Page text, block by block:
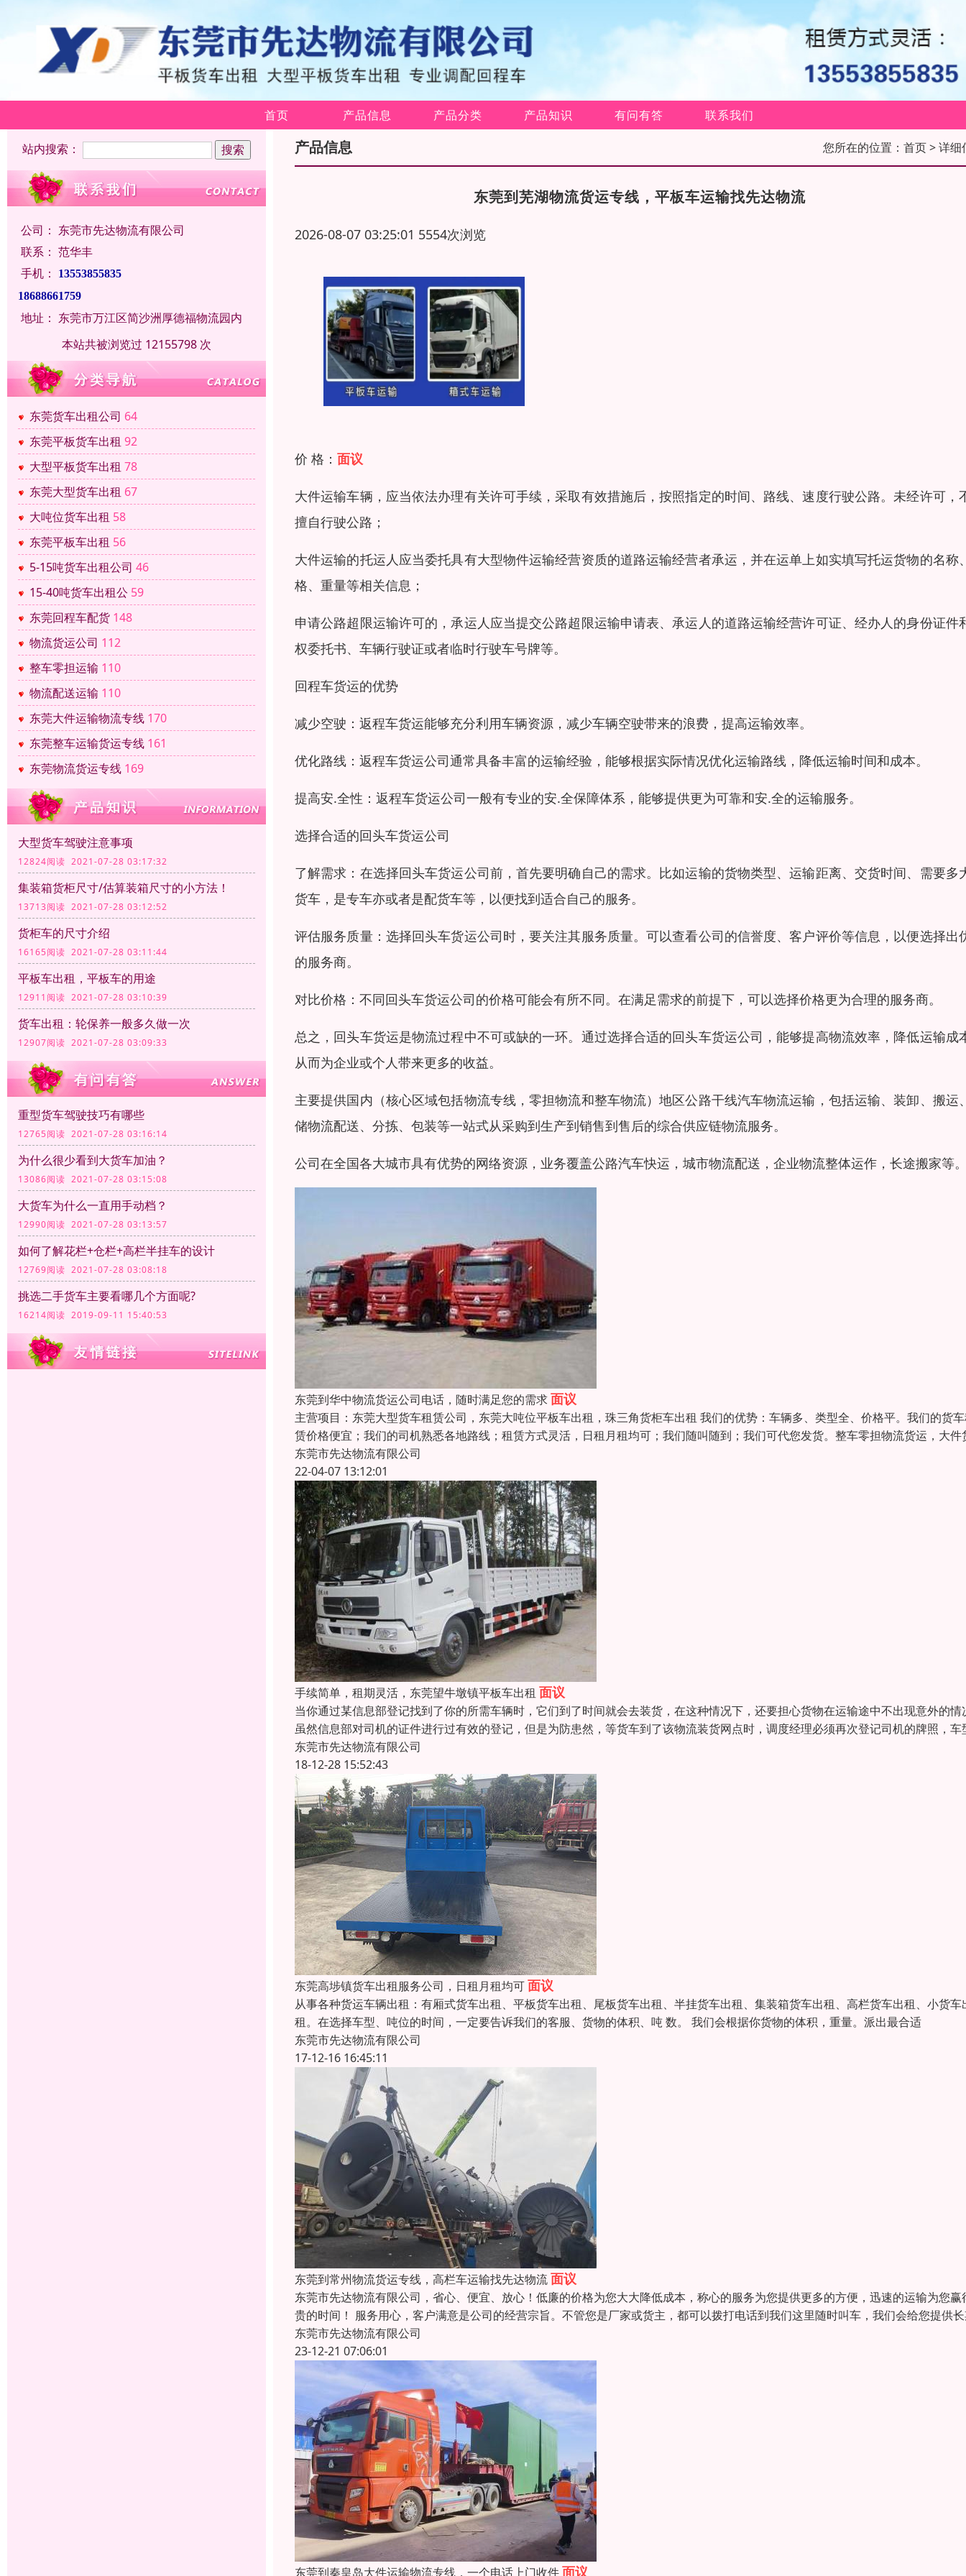
首页 产品信息 产品分类 产品知识 有问有答 联系我们
站内搜索：
公司： 东莞市先达物流有限公司
联系： 范华丰
手机：
13553855835
18688661759
地址： 东莞市万江区简沙洲厚德福物流园内
本站共被浏览过 12155798 次
东莞货车出租公司 64
东莞平板货车出租 92
大型平板货车出租 78
东莞大型货车出租 67
大吨位货车出租 58
东莞平板车出租 56
5-15吨货车出租公司 46
15-40吨货车出租公 59
东莞回程车配货 148
物流货运公司 112
整车零担运输 110
物流配送运输 110
东莞大件运输物流专线 170
东莞整车运输货运专线 161
东莞物流货运专线 169
大型货车驾驶注意事项
12824阅读 2021-07-28 03:17:32
集装箱货柜尺寸/估算装箱尺寸的小方法！
13713阅读 2021-07-28 03:12:52
货柜车的尺寸介绍
16165阅读 2021-07-28 03:11:44
平板车出租，平板车的用途
12911阅读 2021-07-28 03:10:39
货车出租：轮保养一般多久做一次
12907阅读 2021-07-28 03:09:33
重型货车驾驶技巧有哪些
12765阅读 2021-07-28 03:16:14
为什么很少看到大货车加油？
13086阅读 2021-07-28 03:15:08
大货车为什么一直用手动档？
12990阅读 2021-07-28 03:13:57
如何了解花栏+仓栏+高栏半挂车的设计
12769阅读 2021-07-28 03:08:18
挑选二手货车主要看哪几个方面呢?
16214阅读 2019-09-11 15:40:53
产品信息 您所在的位置： 首页> 详细
东莞到芜湖物流货运专线，平板车运输找先达物流
2026-08-07 03:25:01 5554次浏览
价 格： 面议
大件运输车辆，应当依法办理有关许可手续，采取有效措施后，按照指定的时间、路线、速度行驶公路。未经许可，
擅自行驶公路；
大件运输的托运人应当委托具有大型物件运输经营资质的道路运输经营者承运，并在运单上如实填写托运货物的名称
格、重量等相关信息；
申请公路超限运输许可的，承运人应当提交公路超限运输申请表、承运人的道路运输经营许可证、经办人的身份证件
权委托书、车辆行驶证或者临时行驶车号牌等。
回程车货运的优势
减少空驶：返程车货运能够充分利用车辆资源，减少车辆空驶带来的浪费，提高运输效率。
优化路线：返程车货运公司通常具备丰富的运输经验，能够根据实际情况优化运输路线，降低运输时间和成本。
提高安.全性：返程车货运公司一般有专业的安.全保障体系，能够提供更为可靠和安.全的运输服务。
选择合适的回头车货运公司
了解需求：在选择回头车货运公司前，首先要明确自己的需求。比如运输的货物类型、运输距离、交货时间、需要多
货车，是专车亦或者是配货车等，以便找到适合自己的服务。
评估服务质量：选择回头车货运公司时，要关注其服务质量。可以查看公司的信誉度、客户评价等信息，以便选择出
的服务商。
对比价格：不同回头车货运公司的价格可能会有所不同。在满足需求的前提下，可以选择价格更为合理的服务商。
总之，回头车货运是物流过程中不可或缺的一环。通过选择合适的回头车货运公司，能够提高物流效率，降低运输成
从而为企业或个人带来更多的收益。
主要提供国内（核心区域包括物流专线，零担物流和整车物流）地区公路干线汽车物流运输，包括运输、装卸、搬运
储物流配送、分拣、包装等一站式从采购到生产到销售到售后的综合供应链物流服务。
公司在全国各大城市具有优势的网络资源，业务覆盖公路汽车快运，城市物流配送，企业物流整体运作，长途搬家等
东莞到华中物流货运公司电话，随时满足您的需求面议
主营项目：东莞大型货车租赁公司，东莞大吨位平板车出租，珠三角货柜车出租 我们的优势：车辆多、类型全、价格平。我们的货
赁价格便宜；我们的司机熟悉各地路线；租赁方式灵活，日租月租均可；我们随叫随到；我们可代您发货。整车零担物流货运，大件
东莞市先达物流有限公司
22-04-07 13:12:01
手续简单，租期灵活，东莞望牛墩镇平板车出租 面议
当你通过某信息部登记找到了你的所需车辆时，它们到了时间就会去装货，在这种情况下，还要担心货物在运输途中不出现意外的情
虽然信息部对司机的证件进行过有效的登记，但是为防患然，等货车到了该物流装货网点时，调度经理必须再次登记司机的牌照，车
东莞市先达物流有限公司
18-12-28 15:52:43
东莞高埗镇货车出租服务公司，日租月租均可面议
从事各种货运车辆出租：有厢式货车出租、平板货车出租、尾板货车出租、半挂货车出租、集装箱货车出租、高栏货车出租、小货车
租。在选择车型、吨位的时间，一定要告诉我们的客服、货物的体积、吨 数。 我们会根据你货物的体积，重量。派出最合适
东莞市先达物流有限公司
17-12-16 16:45:11
东莞到常州物流货运专线，高栏车运输找先达物流面议
东莞市先达物流有限公司，省心、便宜、放心！低廉的价格为您大大降低成本，称心的服务为您提供更多的方便，迅速的运输为您赢
贵的时间！ 服务用心，客户满意是公司的经营宗旨。不管您是厂家或货主，都可以拨打电话到我们这里随时叫车，我们会给您提供
东莞市先达物流有限公司
23-12-21 07:06:01
东莞到秦皇岛大件运输物流专线，一个电话上门收件面议